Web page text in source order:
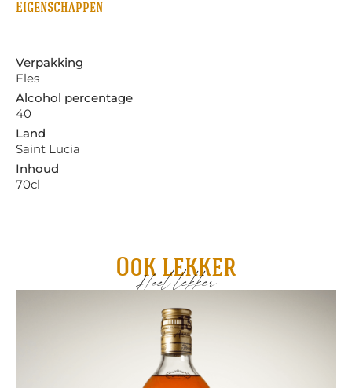
Eigenschappen
Verpakking
Fles
Alcohol percentage
40
Land
Saint Lucia
Inhoud
70cl
Ook lekker
Heel lekker